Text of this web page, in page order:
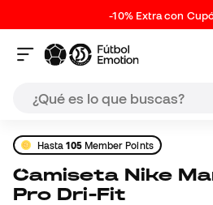
-10% Extra con
Hasta105Member Points
Camiseta Nike Manga Larga
Pro Dri-Fit